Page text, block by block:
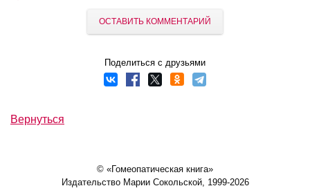
ОСТАВИТЬ КОММЕНТАРИЙ
Поделиться с друзьями
Вернуться
© «Гомеопатическая книга»
Издательство Марии Сокольской, 1999-2026